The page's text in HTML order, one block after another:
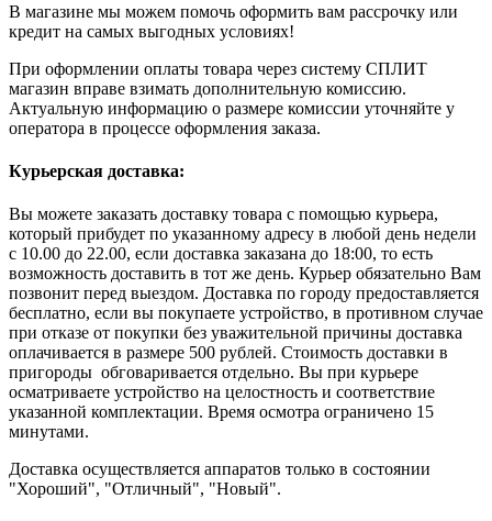
В магазине мы можем помочь оформить вам рассрочку или
кредит на самых выгодных условиях!
При оформлении оплаты товара через систему СПЛИТ
магазин вправе взимать дополнительную комиссию.
Актуальную информацию о размере комиссии уточняйте у
оператора в процессе оформления заказа.
Курьерская доставка:
Вы можете заказать доставку товара с помощью курьера,
который прибудет по указанному адресу в любой день недели
с 10.00 до 22.00, если доставка заказана до 18:00, то есть
возможность доставить в тот же день. Курьер обязательно Вам
позвонит перед выездом. Доставка по городу предоставляется
бесплатно, если вы покупаете устройство, в противном случае
при отказе от покупки без уважительной причины доставка
оплачивается в размере 500 рублей. Стоимость доставки в
пригороды обговаривается отдельно. Вы при курьере
осматриваете устройство на целостность и соответствие
указанной комплектации. Время осмотра ограничено 15
минутами.
Доставка осуществляется аппаратов только в состоянии
"Хороший", "Отличный", "Новый".